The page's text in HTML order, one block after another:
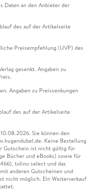
Daten an den Anbieter der
des auf der Artikelseite
Preisempfehlung (UVP) des
gesenkt. Angaben zu
Angaben zu Preissenkungen
des auf der Artikelseite
Sie können den
Keine Bestellung
Gutschein ist nicht gültig für
Bücher und eBooks) sowie für
tolino select und das
anderen Gutscheinen und
nicht möglich. Ein Weiterverkauf